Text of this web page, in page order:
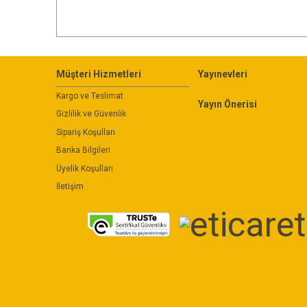
Müşteri Hizmetleri
Kargo ve Teslimat
Gizlilik ve Güvenlik
Sipariş Koşulları
Banka Bilgileri
Üyelik Koşulları
İletişim
Yayınevleri
Yayın Önerisi